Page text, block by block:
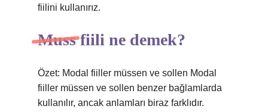
fiilini kullanırız.
Muss fiili ne demek?
Özet: Modal fiiller müssen ve sollen Modal
fiiller müssen ve sollen benzer bağlamlarda
kullanılır, ancak anlamları biraz farklıdır.